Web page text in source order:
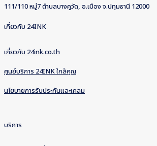
111/110 หมู่7 ตำบลบางคูวัด, อ.เมือง จ.ปทุมธานี 12000
เกี่ยวกับ 24INK
เกี่ยวกับ 24ink.co.th
ศูนย์บริการ 24INK ใกล้คุณ
นโยบายการรับประกันและเคลม
บริการ